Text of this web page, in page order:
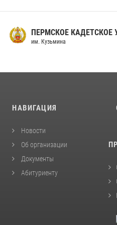
ПЕРМСКОЕ КАДЕТСКОЕ
им. Кузьмина
НАВИГАЦИЯ
Новости
Об организации
Документы
Абитуриенту